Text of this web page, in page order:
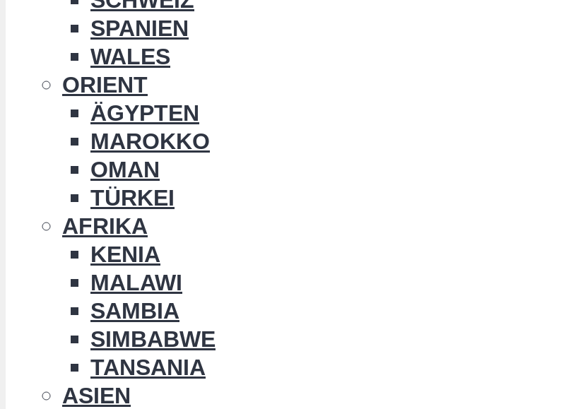
SPANIEN
WALES
ORIENT
ÄGYPTEN
MAROKKO
OMAN
TÜRKEI
AFRIKA
KENIA
MALAWI
SAMBIA
SIMBABWE
TANSANIA
ASIEN